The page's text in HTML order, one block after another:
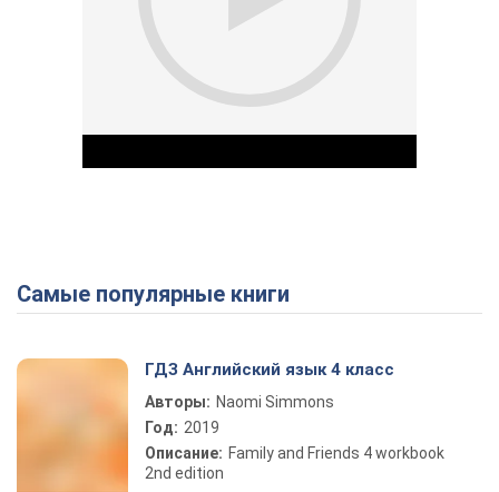
Play Video
Самые популярные книги
ГДЗ Английский язык 4 класс
Авторы: Naomi Simmons
Год: 2019
Описание: Family and Friends 4 workbook
2nd edition